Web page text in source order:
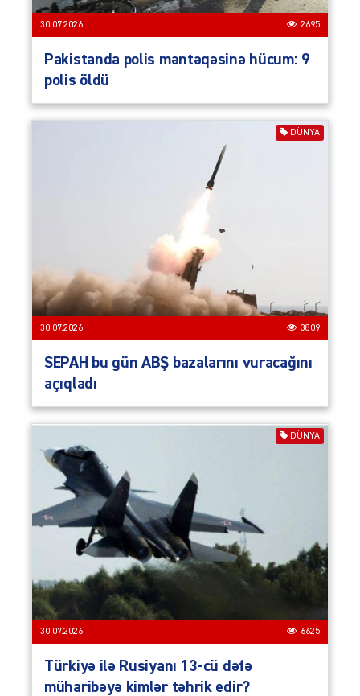
30.07.2026 2695
Pakistanda polis məntəqəsinə hücum: 9
polis öldü
DÜNYA
30.07.2026 3809
SEPAH bu gün ABŞ bazalarını vuracağını
açıqladı
DÜNYA
30.07.2026 6625
Türkiyə ilə Rusiyanı 13-cü dəfə
müharibəyə kimlər təhrik edir?